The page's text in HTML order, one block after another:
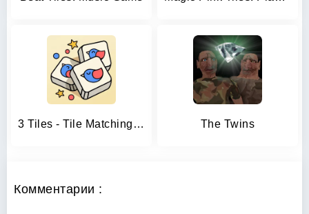
3 Tiles - Tile Matching Games The Twins
Комментарии :